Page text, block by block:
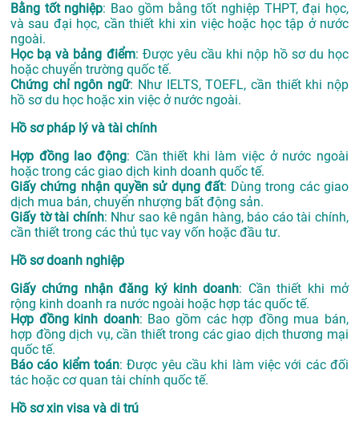
Bằng tốt nghiệp: Bao gồm bằng tốt nghiệp THPT, đại học,
và sau đại học, cần thiết khi xin việc hoặc học tập ở nước
ngoài.
Học bạ và bảng điểm: Được yêu cầu khi nộp hồ sơ du học
hoặc chuyển trường quốc tế.
Chứng chỉ ngôn ngữ: Như IELTS, TOEFL, cần thiết khi nộp
hồ sơ du học hoặc xin việc ở nước ngoài.
Hồ sơ pháp lý và tài chính
Hợp đồng lao động: Cần thiết khi làm việc ở nước ngoài
hoặc trong các giao dịch kinh doanh quốc tế.
Giấy chứng nhận quyền sử dụng đất: Dùng trong các giao
dịch mua bán, chuyển nhượng bất động sản.
Giấy tờ tài chính: Như sao kê ngân hàng, báo cáo tài chính,
cần thiết trong các thủ tục vay vốn hoặc đầu tư.
Hồ sơ doanh nghiệp
Giấy chứng nhận đăng ký kinh doanh: Cần thiết khi mở
rộng kinh doanh ra nước ngoài hoặc hợp tác quốc tế.
Hợp đồng kinh doanh: Bao gồm các hợp đồng mua bán,
hợp đồng dịch vụ, cần thiết trong các giao dịch thương mại
quốc tế.
Báo cáo kiểm toán: Được yêu cầu khi làm việc với các đối
tác hoặc cơ quan tài chính quốc tế.
Hồ sơ xin visa và di trú